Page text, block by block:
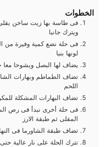
الخطوات
فى طاسة بها زيت ساخن يقلى
ويترك جانبا
فى حلة نضع كمية وفيرة من
لونها بنيا
يضاف لها البصل ويشوحا معا
تضاف الطماطم وبهارات
اللحم
تضاف البهارات المشكلة
فى حلة أخرى نبدأ فى رص
المقلى ثم طبقة الارز
تضاف طبقة الشاورما فى
تترك الحلة على نار عالية